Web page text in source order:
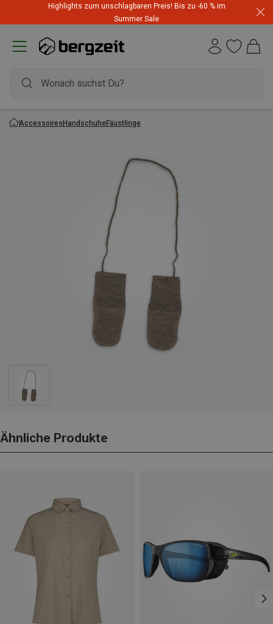
Highlights zum unschlagbaren Preis! Bis zu -60 % im
Summer Sale
AccessoiresHandschuheFäustlinge
Ähnliche Produkte